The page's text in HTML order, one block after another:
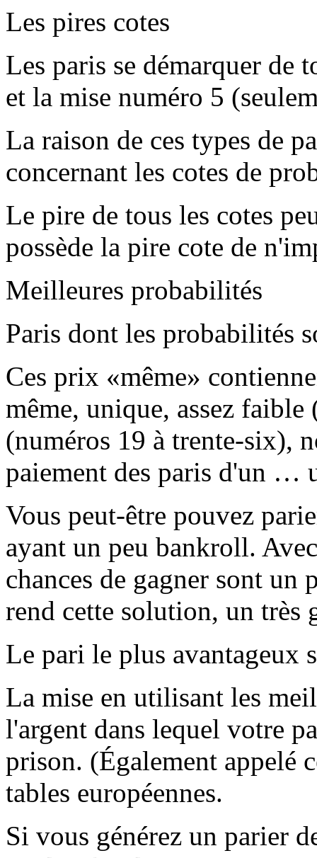
Les pires cotes
Les paris se démarquer de
et la mise numéro 5
La raison de ces types de
concernant les cotes de
Le pire de tous les cotes
possède la pire cote de
Meilleures probabilités
Paris dont les probabilités
Ces prix «même»
même, unique, assez
(numéros 19 à trente-six),
paiement des paris d'un …
Vous peut-être pouvez
ayant un peu bankroll.
chances de gagner sont un
rend cette solution, un très
Le pari le plus avantageux
La mise en utilisant les
l'argent dans lequel votre
prison. (Également appelé
tables européennes.
Si vous générez un parier